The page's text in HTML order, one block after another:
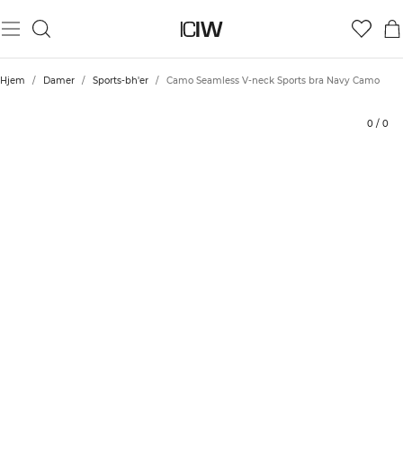
Hjem / Damer / Sports-bh'er / Camo Seamless V-neck Sports bra Navy Camo
0 / 0